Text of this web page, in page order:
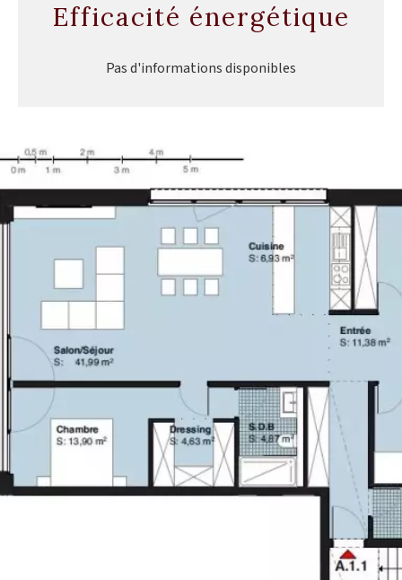
Efficacité énergétique
Pas d'informations disponibles